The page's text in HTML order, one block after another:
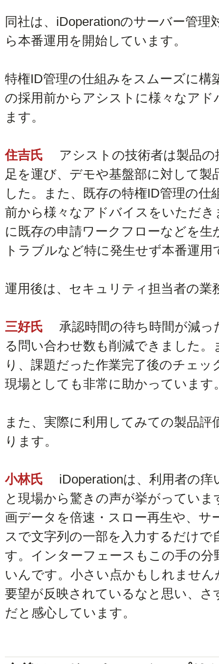
同社は、iDoperationのサーバー管理
ら本番運用を開始しています。
特権ID管理の仕組みをスムーズに構
の採用前からアシストに様々なア
ます。
住吉氏
アシストの技術者は製品の
足を運び、デモや基盤部に対して
した。また、既存の特権ID管理の
前から様々なアドバイスをいただ
に既存の申請ワークフローなどを
トラブルなど特に発生せず本番運
運用後は、セキュリティ担当者の業
三好氏
承認時間の待ち時間が減っ
る問い合わせ数も削減できました
り、課題だった作業完了後のチェ
現場としても非常に助かっています
また、実際に利用してみての製品
ります。
小林氏
iDoperationは、利用者の痒
と現場から驚きの声が挙がってい
画データを倍速・スロー再生や、
スで文字列の一部を入力するだけ
す。インターフェースもこの手の
いんです。小さい点かもしれませ
要望が反映されているなと思い、
だと感心しています。